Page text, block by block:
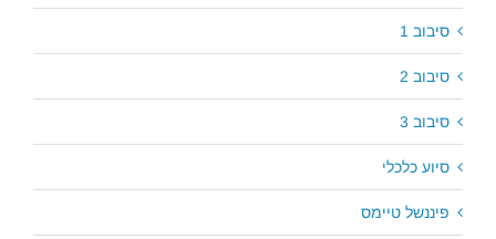
סיבוב 1
סיבוב 2
סיבוב 3
סיוע כלכלי
פיננשל טיימס